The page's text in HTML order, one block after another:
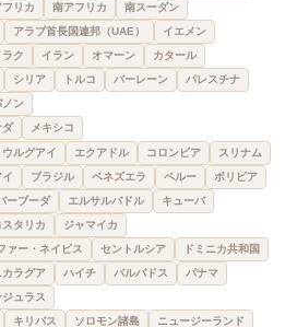
リカ 南アフリカ 南スーダン
アラブ首長国連邦（UAE）
イエメン
ラク イラン オマーン
カタール
シリア トルコ バーレーン
パレスチナ
ノン
ダ メキシコ
ウルグアイ エクアドル コロンビア
スリナム
ブラジル ベネズエラ ペルー ボリビア
ーブーダ エルサルバドル
キューバ
スタリカ
ジャマイカ
ァー・ネイビス
セントルシア
ドミニカ共和国
カラグア ハイチ バルバドス
パナマ
ジュラス
キリバス ソロモン諸島 ニュージーランド